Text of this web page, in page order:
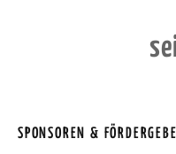
se
SPONSOREN &